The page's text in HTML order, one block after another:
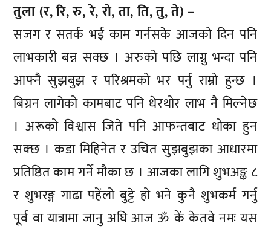
तुला (र, रि, रु, रे, रो, ता, ति, तु, ते) –
सजग र सतर्क भई काम गर्नसके आजको दिन पनि
लाभकारी बन्न सक्छ । अरुको पछि लाग्नु भन्दा पनि
आफ्नै सुझबुझ र परिश्रमको भर पर्नु राम्रो हुन्छ ।
बिग्रन लागेको कामबाट पनि धेरथोर लाभ नै मिल्नेछ
। अरूको विश्वास जिते पनि आफन्तबाट धोका हुन
सक्छ । कडा मिहिनेत र उचित सुझबुझका आधारमा
प्रतिष्ठित काम गर्ने मौका छ । आजका लागि शुभअङ्क ८
र शुभरङ्ग गाढा पहेंलो बुट्टे हो भने कुनै शुभकर्म गर्नु
पूर्व वा यात्रामा जानु अघि आज ॐ कें केतवे नमः यस